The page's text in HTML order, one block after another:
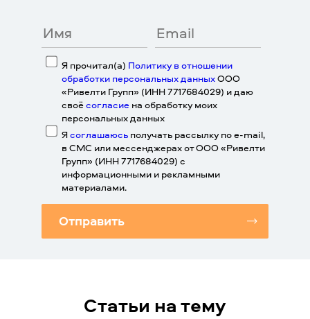
Я прочитал(а) Политику в отношении
обработки персональных данныхООО
«Ривелти Групп» (ИНН 7717684029) и даю
своёсогласие на обработку моих
персональных данных
Ясоглашаюсь получать рассылку по e-mail,
в СМС или мессенджерах от ООО «Ривелти
Групп» (ИНН 7717684029) с
информационными и рекламными
материалами.
Отправить
Статьи на тему